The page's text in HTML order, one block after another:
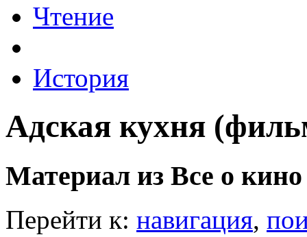
Чтение
История
Адская кухня
Материал из Все о кино
Перейти к: навигация,